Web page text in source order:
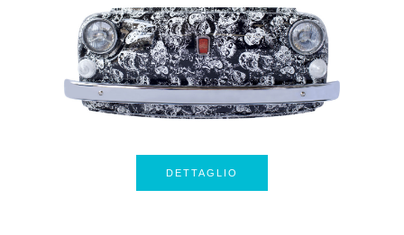
DETTAGLIO